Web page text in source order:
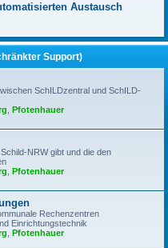
Austausch
Support)
SchILDzentral und SchILD-
Pfotenhauer
NRW gibt und die den
Pfotenhauer
Rechenzentren
Einrichtungstechnik
Pfotenhauer